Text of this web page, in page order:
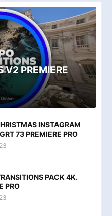
V2 PREMIERE
INSTAGRAM
73 PREMIERE PRO
PACK 4K.
PRO